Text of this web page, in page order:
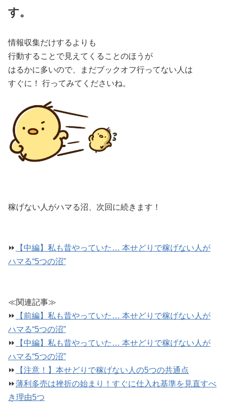
す。
情報収集だけするよりも
行動することで見えてくることのほうが
はるかに多いので、まだブックオフ行ってない人は
すぐに！ 行ってみてくださいね。
稼げない人がハマる沼、次回に続きます！
⏩
【中編】私も昔やっていた… 本せどりで稼げない人が
ハマる“5つの沼”
≪関連記事≫
⏩
【前編】私も昔やっていた… 本せどりで稼げない人が
ハマる“5つの沼”
⏩
【中編】私も昔やっていた… 本せどりで稼げない人が
ハマる“5つの沼”
⏩
【注意！】本せどりで稼げない人の5つの共通点
⏩薄利多売は挫折の始まり！すぐに仕入れ基準を見直すべ
き理由5つ